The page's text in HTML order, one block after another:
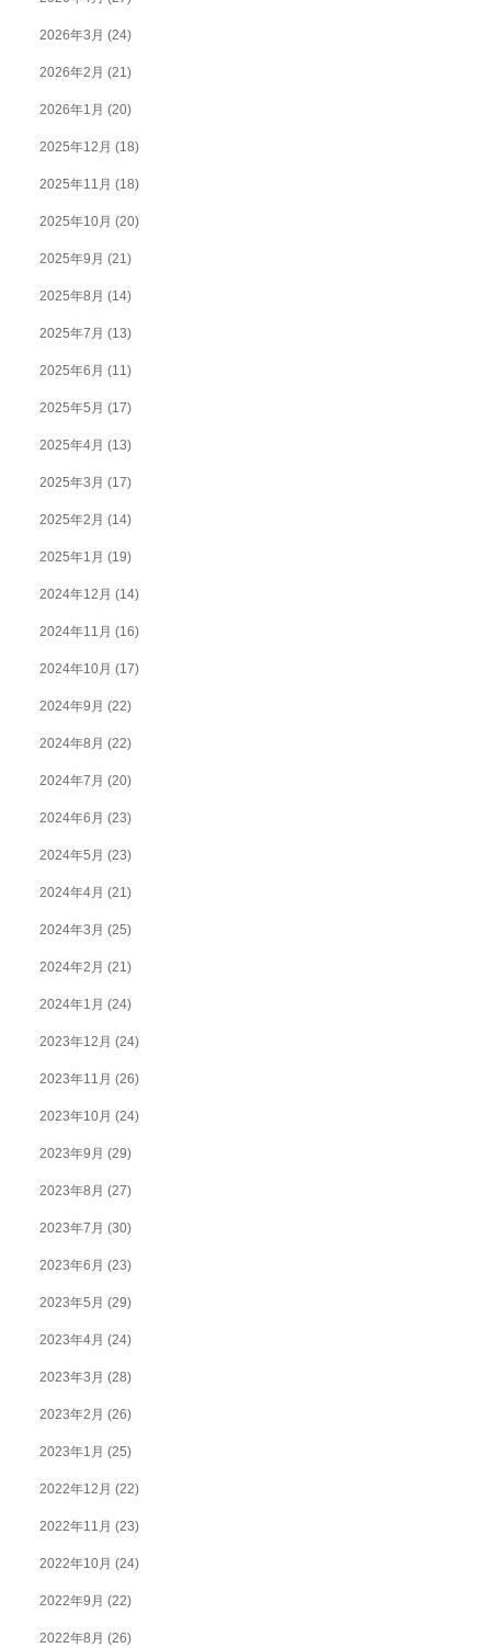
2026年3月 (24)
2026年2月 (21)
2026年1月 (20)
2025年12月 (18)
2025年11月 (18)
2025年10月 (20)
2025年9月 (21)
2025年8月 (14)
2025年7月 (13)
2025年6月 (11)
2025年5月 (17)
2025年4月 (13)
2025年3月 (17)
2025年2月 (14)
2025年1月 (19)
2024年12月 (14)
2024年11月 (16)
2024年10月 (17)
2024年9月 (22)
2024年8月 (22)
2024年7月 (20)
2024年6月 (23)
2024年5月 (23)
2024年4月 (21)
2024年3月 (25)
2024年2月 (21)
2024年1月 (24)
2023年12月 (24)
2023年11月 (26)
2023年10月 (24)
2023年9月 (29)
2023年8月 (27)
2023年7月 (30)
2023年6月 (23)
2023年5月 (29)
2023年4月 (24)
2023年3月 (28)
2023年2月 (26)
2023年1月 (25)
2022年12月 (22)
2022年11月 (23)
2022年10月 (24)
2022年9月 (22)
2022年8月 (26)